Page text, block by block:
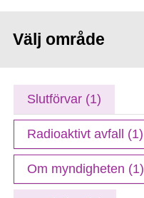
Välj område
Slutförvar (1)
Radioaktivt avfall (1)
Om myndigheten (1)